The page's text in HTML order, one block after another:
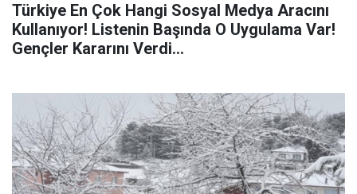
Türkiye En Çok Hangi Sosyal Medya Aracını
Kullanıyor! Listenin Başında O Uygulama Var!
Gençler Kararını Verdi...